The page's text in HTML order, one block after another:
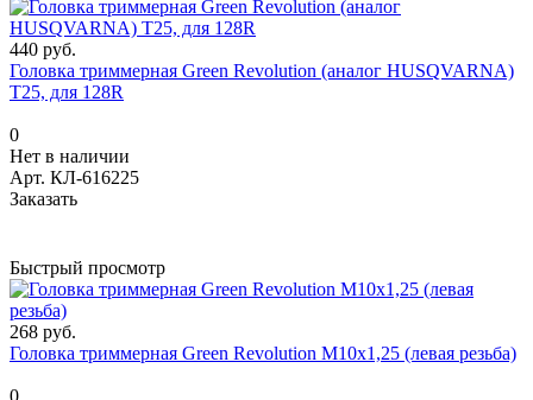
440 руб.
Головка триммерная Green Revolution (аналог HUSQVARNA)
Т25, для 128R
0
Нет в наличии
Арт. КЛ-616225
Заказать
Быстрый просмотр
268 руб.
Головка триммерная Green Revolution М10х1,25 (левая резьба)
0